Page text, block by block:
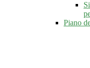
Piano